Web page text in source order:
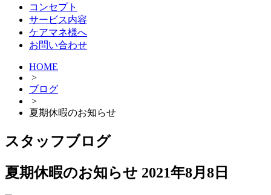
コンセプト
サービス内容
ケアマネ様へ
お問い合わせ
HOME
>
ブログ
>
夏期休暇のお知らせ
スタッフブログ
夏期休暇のお知らせ 2021年8月8日